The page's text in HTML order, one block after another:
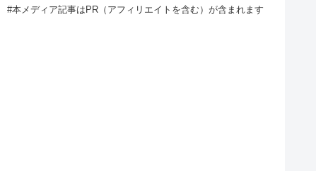
#本メディア記事はPR（アフィリエイトを含む）が含まれます